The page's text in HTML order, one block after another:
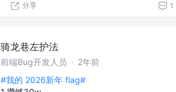
分享 1
骑龙巷左护法
前端Bug开发人员 · 2年前
#我的 2026新年 flag#